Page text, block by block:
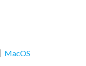
MacOS